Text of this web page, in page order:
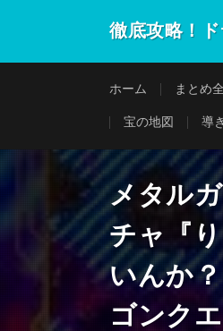
徹底攻略！
ホーム まとめ
宝の地図 導
メタル
チャ『
いんか
ゴンク